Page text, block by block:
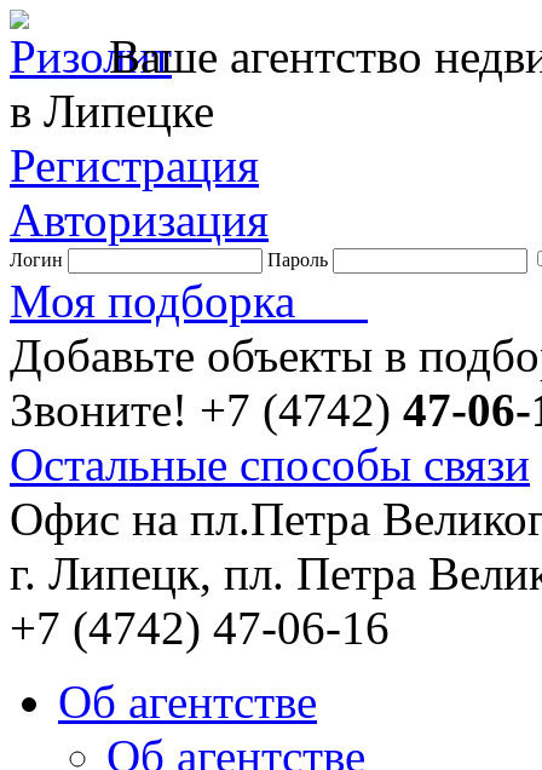
Ваше агентство
в Липецке
Регистрация
Авторизация
Логин Пароль
Моя подборка
Добавьте объекты в
Звоните! +7 (4742) 47-06-
Остальные способы связи
Офис на пл.Петра
г. Липецк, пл. Петра
+7 (4742) 47-06-16
Об агентстве
Об агентстве